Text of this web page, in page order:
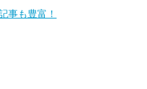
事も豊富！